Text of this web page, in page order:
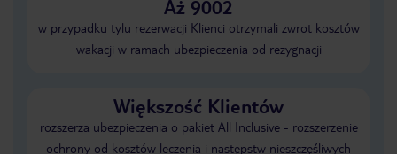
Aż 9002
w przypadku tylu rezerwacji Klienci otrzymali zwrot kosztów
wakacji w ramach ubezpieczenia od rezygnacji
Większość Klientów
rozszerza ubezpieczenia o pakiet All Inclusive - rozszerzenie
ochrony od kosztów leczenia i następstw nieszczęśliwych